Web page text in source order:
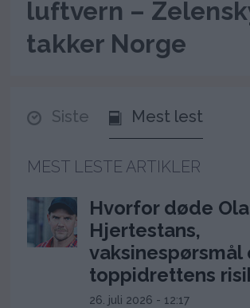
luftvern –
takker Norge
Siste Mest lest
MEST LESTE ARTIKLER
Hvorfor døde
Hjertestans,
vaksinespørsmål
toppidrettens
26. juli 2026 - 12:17